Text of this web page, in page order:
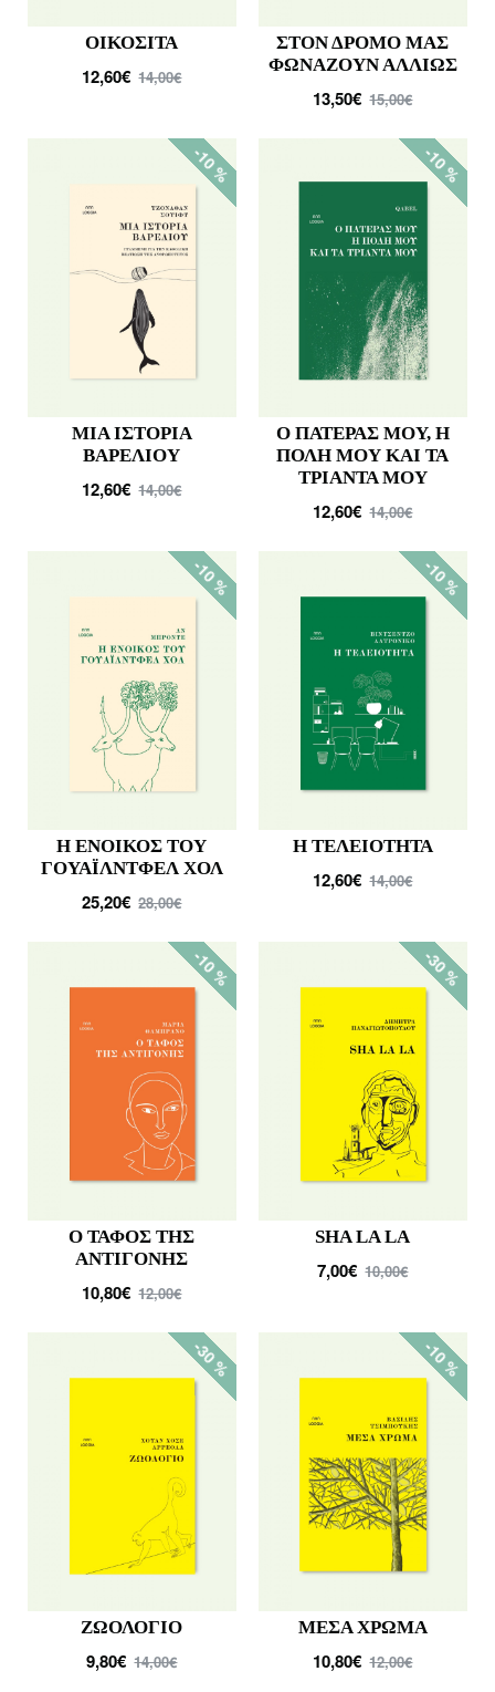
ΟΙΚΟΣΙΤΑ
12,60€ 14,00€
ΣΤΟΝ ΔΡΟΜΟ ΜΑΣ
ΦΩΝΑΖΟΥΝ ΑΛΛΙΩΣ
13,50€ 15,00€
-10 %
ΜΙΑ ΙΣΤΟΡΙΑ
ΒΑΡΕΛΙΟΥ
12,60€ 14,00€
-10 %
Ο ΠΑΤΕΡΑΣ ΜΟΥ, Η
ΠΟΛΗ ΜΟΥ ΚΑΙ ΤΑ
ΤΡΙΑΝΤΑ ΜΟΥ
12,60€ 14,00€
-10 %
Η ΕΝΟΙΚΟΣ ΤΟΥ
ΓΟΥΑΪΛΝΤΦΕΛ ΧΟΛ
25,20€ 28,00€
-10 %
Η ΤΕΛΕΙΟΤΗΤΑ
12,60€ 14,00€
-10 %
Ο ΤΑΦΟΣ ΤΗΣ
ΑΝΤΙΓΟΝΗΣ
10,80€ 12,00€
-30 %
SHA LA LA
7,00€ 10,00€
-30 %
ΖΩΟΛΟΓΙΟ
9,80€ 14,00€
-10 %
ΜΕΣΑ ΧΡΩΜΑ
10,80€ 12,00€